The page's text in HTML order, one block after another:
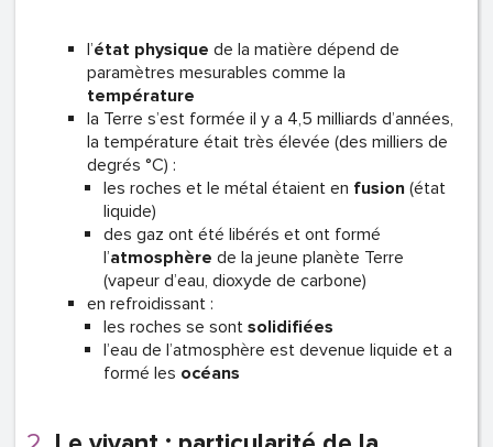
l’état physique de la matière dépend de
paramètres mesurables comme la
température
la Terre s’est formée il y a 4,5 milliards d’années,
la température était très élevée (des milliers de
degrés °C) :
les roches et le métal étaient en fusion (état
liquide)
des gaz ont été libérés et ont formé
l’atmosphère de la jeune planète Terre
(vapeur d’eau, dioxyde de carbone)
en refroidissant :
les roches se sont solidifiées
l’eau de l’atmosphère est devenue liquide et a
formé les océans